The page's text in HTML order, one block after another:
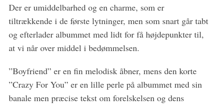
Der er umiddelbarhed og en charme, som er
tiltrækkende i de første lytninger, men som snart går tabt
og efterlader albummet med lidt for få højdepunkter til,
at vi når over middel i bedømmelsen.
”Boyfriend” er en fin melodisk åbner, mens den korte
”Crazy For You” er en lille perle på albummet med sin
banale men præcise tekst om forelskelsen og dens